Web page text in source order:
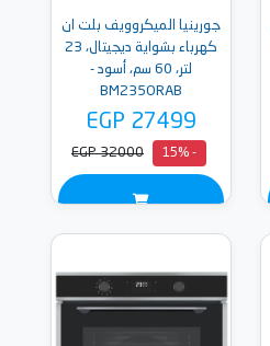
جورينيا الميكروويف بلت ان
كهرباء بشواية ديجيتال، 23
لتر، 60 سم، أسود -
BM235ORAB
EGP 27499
- 15%
EGP 32000